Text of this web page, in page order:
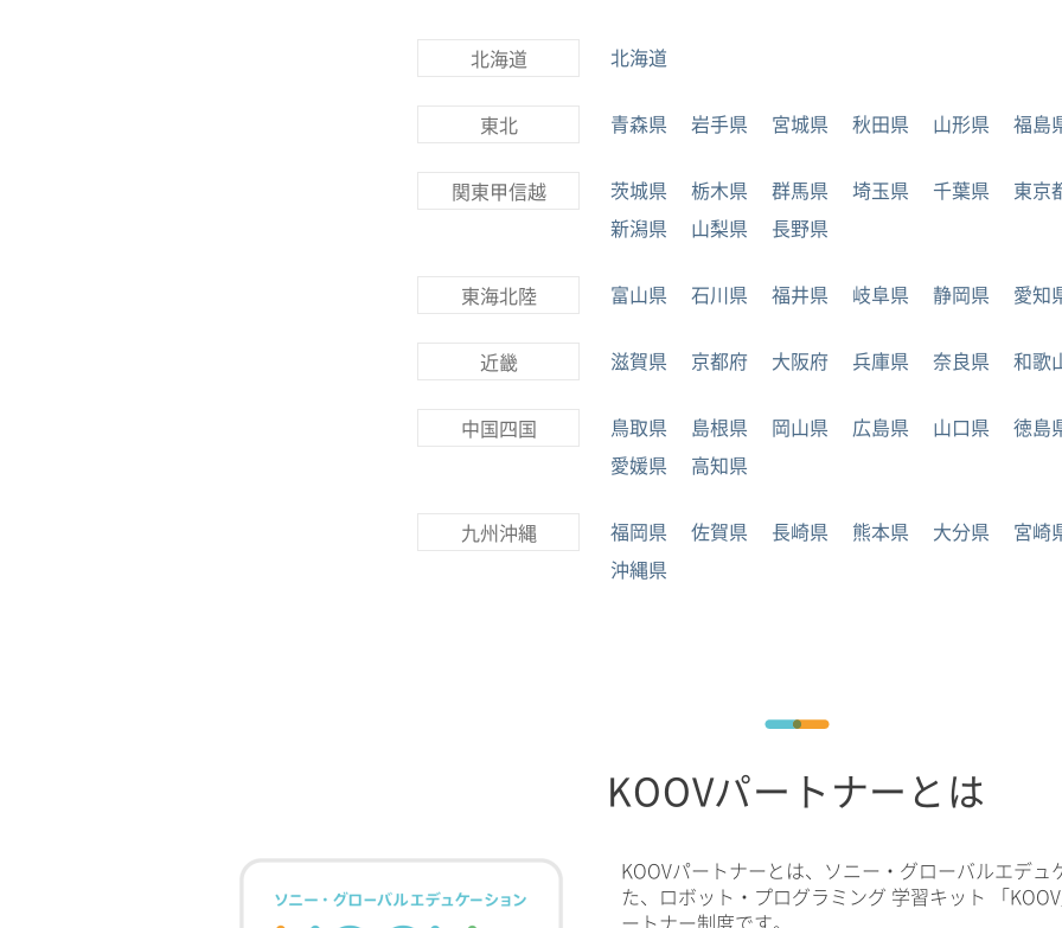
北海道 北海道
東北 青森県 岩手県 宮城県 秋田県 山形県 福島
関東甲信越 茨城県 栃木県 群馬県 埼玉県 千葉県
東京
新潟県
山梨県 長野県
東海北陸 富山県 石川県 福井県 岐阜県 静岡県 愛知
近畿 滋賀県 京都府 大阪府 兵庫県 奈良県 和歌
中国四国 鳥取県 島根県 岡山県 広島県 山口県
徳島
愛媛県
高知県
九州沖縄 福岡県 佐賀県 長崎県 熊本県 大分県
宮崎
沖縄県
KOOVパートナーとは
KOOVパートナーとは、ソニー・グローバルエデ
た、ロボット・プログラミング 学習キット 「
ートナー制度です。